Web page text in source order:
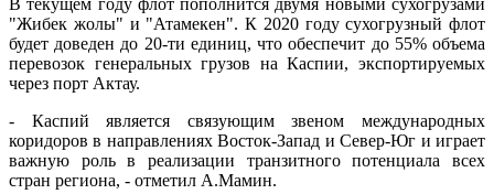
"Жибек жолы" и "Атамекен". К 2020 году сухогрузный флот
будет доведен до 20-ти единиц, что обеспечит до 55% объема
перевозок генеральных грузов на Каспии, экспортируемых
через порт Актау.
- Каспий является связующим звеном международных
коридоров в направлениях Восток-Запад и Север-Юг и играет
важную роль в реализации транзитного потенциала всех
стран региона, - отметил А.Мамин.